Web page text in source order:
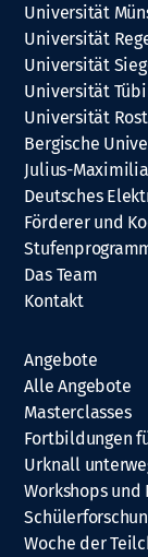
Universität
Universität
Universität
Universität
Universität
Bergische
Julius-
Deutsches
Förderer und
Das Team
Kontakt
Angebote
Alle Angebote
Masterclasses
Fortbildungen
Urknall
Workshops und
Woche der